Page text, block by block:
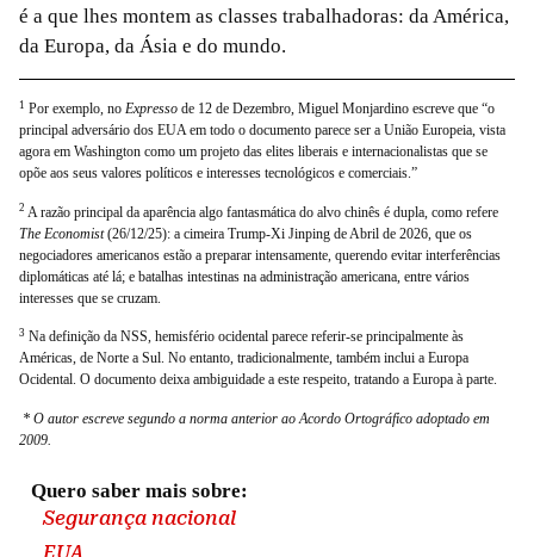
é a que lhes montem as classes trabalhadoras: da América,
da Europa, da Ásia e do mundo.
1 Por exemplo, no Expresso de 12 de Dezembro, Miguel Monjardino escreve que “o
principal adversário dos EUA em todo o documento parece ser a União Europeia, vista
agora em Washington como um projeto das elites liberais e internacionalistas que se
opõe aos seus valores políticos e interesses tecnológicos e comerciais.”
2 A razão principal da aparência algo fantasmática do alvo chinês é dupla, como refere
The Economist(26/12/25): a cimeira Trump-Xi Jinping de Abril de 2026, que os
negociadores americanos estão a preparar intensamente, querendo evitar interferências
diplomáticas até lá; e batalhas intestinas na administração americana, entre vários
interesses que se cruzam.
3 Na definição da NSS, hemisfério ocidental parece referir-se principalmente às
Américas, de Norte a Sul. No entanto, tradicionalmente, também inclui a Europa
Ocidental. O documento deixa ambiguidade a este respeito, tratando a Europa à parte.
* O autor escreve segundo a norma anterior ao Acordo Ortográfico adoptado em
2009.
Quero saber mais sobre:
Segurança nacional